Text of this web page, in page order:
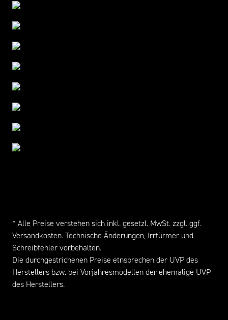
* Alle Preise verstehen sich inkl. gesetzl. MwSt. zzgl. ggf.
Versandkosten. Technische Änderungen, Irrtürmer und
Schreibfehler vorbehalten.
Die durchgestrichenen Preise etnsprechen der UVP des
Herstellers bzw. bei Vorjahresmodellen der ehemalige UVP
des Herstellers.